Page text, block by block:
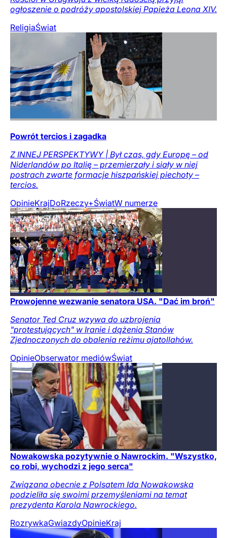
ogłoszenie o podróży apostolskiej Papieża Leona XIV.
ReligiaŚwiat
Powrót tercios i zagadka
Z INNEJ PERSPEKTYWY | Był czas, gdy Europę – od
Niderlandów po Italię – przemierzały i siały w niej
postrach zwarte formacje hiszpańskiej piechoty –
tercios.
OpinieKrajDoRzeczy+ŚwiatW numerze
Prowojenne wezwanie senatora USA. "Dać im broń"
Senator Ted Cruz wzywa do uzbrojenia
"protestujących" w Iranie i dążenia Stanów
Zjednoczonych do obalenia reżimu ajatollahów.
OpinieObserwator mediówŚwiat
Nowakowska pozytywnie o Nawrockim. "Wszystko,
co robi, wychodzi z jego serca"
Związana obecnie z Polsatem Ida Nowakowska
podzieliła się swoimi przemyśleniami na temat
prezydenta Karola Nawrockiego.
RozrywkaGwiazdyOpinieKraj